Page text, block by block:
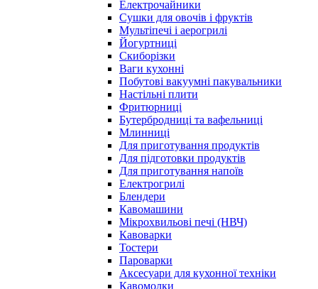
Електрочайники
Сушки для овочів і фруктів
Мультіпечі і аерогрилі
Йогуртниці
Скиборізки
Ваги кухонні
Побутові вакуумні пакувальники
Настільні плити
Фритюрниці
Бутербродниці та вафельниці
Млинниці
Для приготування продуктів
Для підготовки продуктів
Для приготування напоїв
Електрогрилі
Блендери
Кавомашини
Мікрохвильові печі (НВЧ)
Кавоварки
Тостери
Пароварки
Аксесуари для кухонної техніки
Кавомолки